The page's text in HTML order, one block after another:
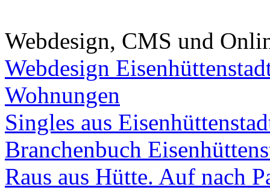
Webdesign, CMS und
Webdesign
Wohnungen
Singles aus
Branchenbuch
Raus aus Hütte. Auf nach